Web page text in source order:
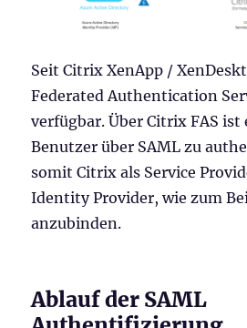
Seit Citrix XenApp /
Federated Authentication
verfügbar. Über Citrix FAS ist
Benutzer über SAML zu
somit Citrix als Service
Identity Provider, wie zum
anzubinden.
Ablauf der SAML